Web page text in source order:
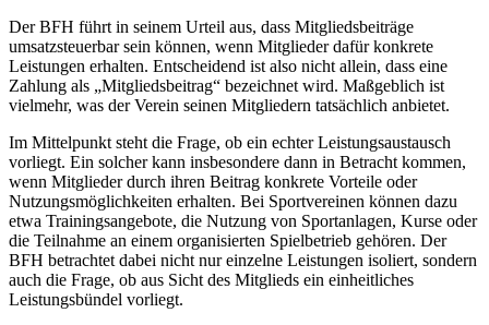
Der BFH führt in seinem Urteil aus, dass Mitgliedsbeiträge
umsatzsteuerbar sein können, wenn Mitglieder dafür konkrete
Leistungen erhalten. Entscheidend ist also nicht allein, dass eine
Zahlung als „Mitgliedsbeitrag“ bezeichnet wird. Maßgeblich ist
vielmehr, was der Verein seinen Mitgliedern tatsächlich anbietet.
Im Mittelpunkt steht die Frage, ob ein echter Leistungsaustausch
vorliegt. Ein solcher kann insbesondere dann in Betracht kommen,
wenn Mitglieder durch ihren Beitrag konkrete Vorteile oder
Nutzungsmöglichkeiten erhalten. Bei Sportvereinen können dazu
etwa Trainingsangebote, die Nutzung von Sportanlagen, Kurse oder
die Teilnahme an einem organisierten Spielbetrieb gehören. Der
BFH betrachtet dabei nicht nur einzelne Leistungen isoliert, sondern
auch die Frage, ob aus Sicht des Mitglieds ein einheitliches
Leistungsbündel vorliegt.